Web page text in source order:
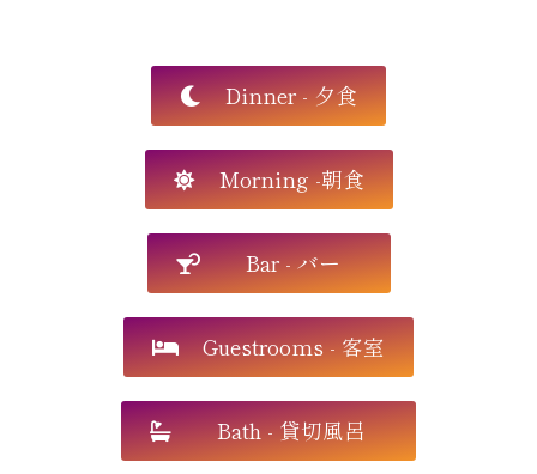
Dinner - 夕食
Morning -朝食
Bar - バー
Guestrooms - 客室
Bath - 貸切風呂